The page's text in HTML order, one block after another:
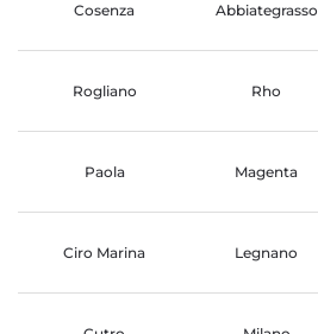
Cosenza Abbiategrasso
Rogliano Rho
Paola Magenta
Ciro Marina Legnano